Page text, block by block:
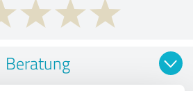
Beratung